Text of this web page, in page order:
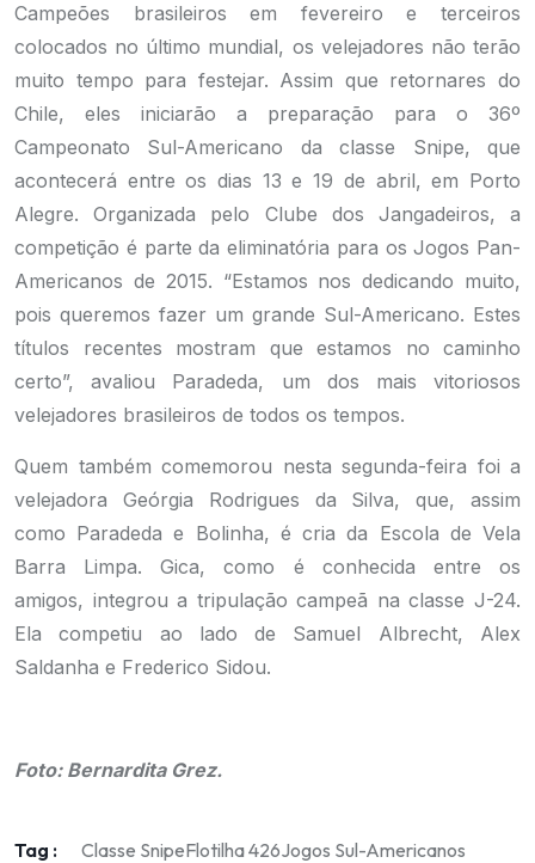
Campeões brasileiros em fevereiro e terceiros
colocados no último mundial, os velejadores não terão
muito tempo para festejar. Assim que retornares do
Chile, eles iniciarão a preparação para o 36º
Campeonato Sul-Americano da classe Snipe, que
acontecerá entre os dias 13 e 19 de abril, em Porto
Alegre. Organizada pelo Clube dos Jangadeiros, a
competição é parte da eliminatória para os Jogos Pan-
Americanos de 2015. “Estamos nos dedicando muito,
pois queremos fazer um grande Sul-Americano. Estes
títulos recentes mostram que estamos no caminho
certo”, avaliou Paradeda, um dos mais vitoriosos
velejadores brasileiros de todos os tempos.
Quem também comemorou nesta segunda-feira foi a
velejadora Geórgia Rodrigues da Silva, que, assim
como Paradeda e Bolinha, é cria da Escola de Vela
Barra Limpa. Gica, como é conhecida entre os
amigos, integrou a tripulação campeã na classe J-24.
Ela competiu ao lado de Samuel Albrecht, Alex
Saldanha e Frederico Sidou.
Foto: Bernardita Grez.
Tag : Classe SnipeFlotilha 426Jogos Sul-Americanos